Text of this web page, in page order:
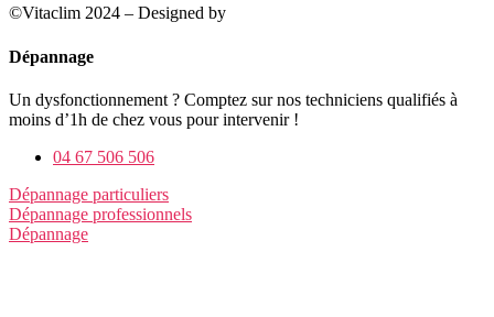
©Vitaclim 2024 – Designed by
Dépannage
Un dysfonctionnement ? Comptez sur nos techniciens qualifiés à
moins d’1h de chez vous pour intervenir !
04 67 506 506
Dépannage particuliers
Dépannage professionnels
Dépannage